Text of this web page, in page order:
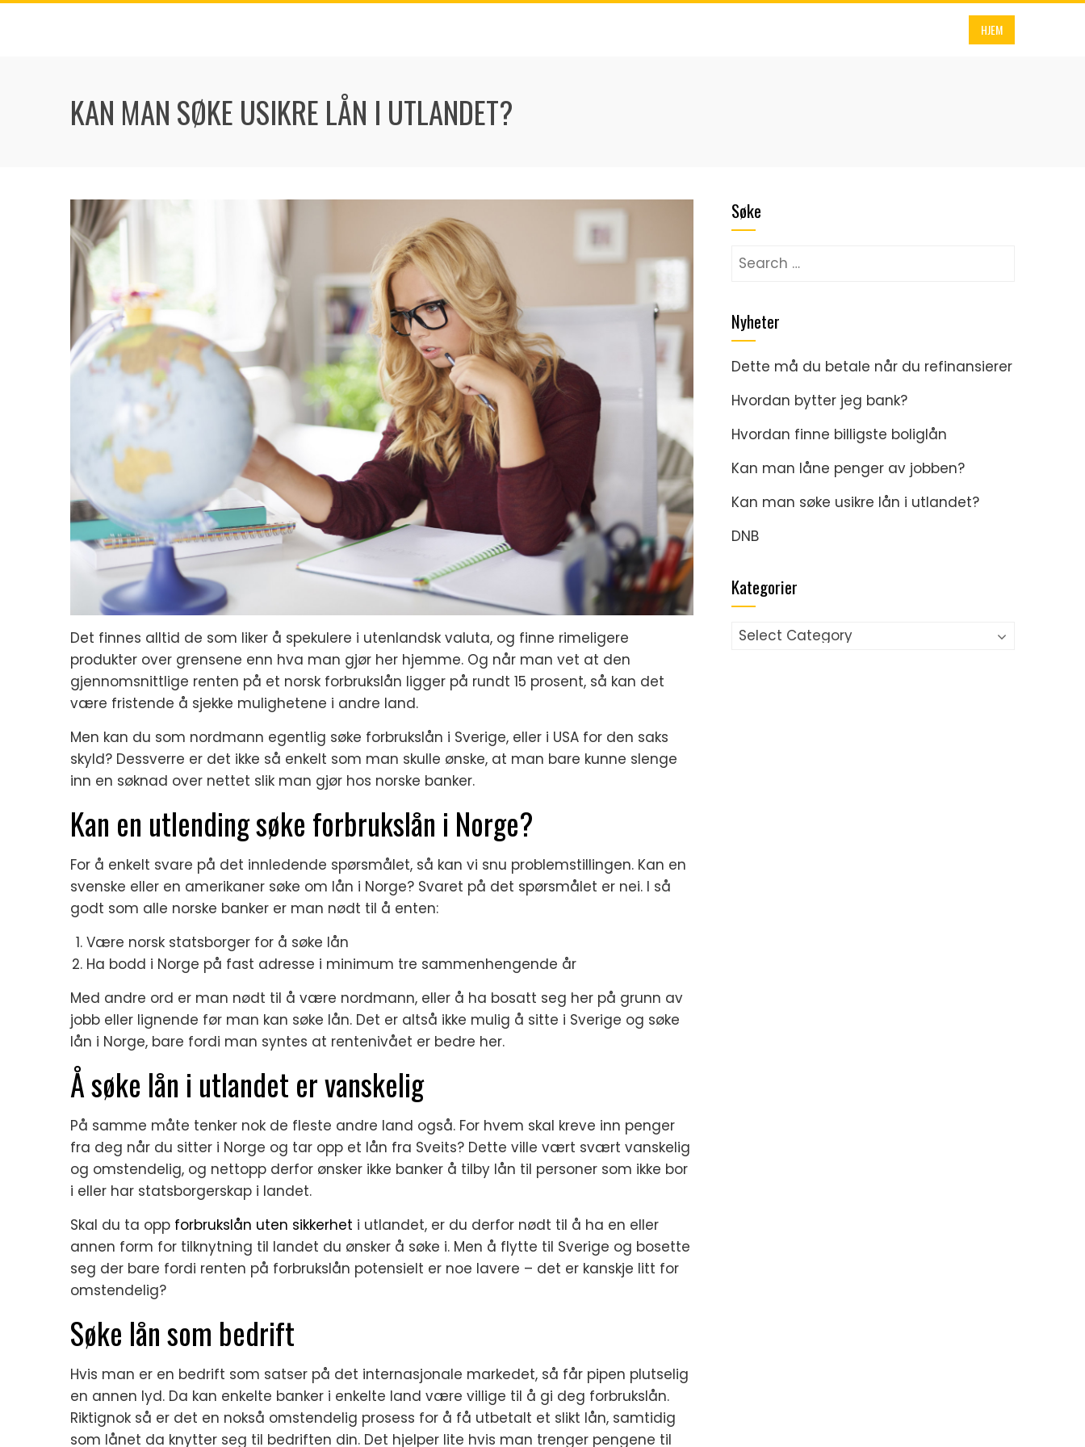
Skip
HJEM
KAN MAN SØKE USIKRE LÅN I UTLANDET?
Det finnes alltid de som liker å spekulere i utenlandsk valuta, og finne rimeligere
produkter over grensene enn hva man gjør her hjemme. Og når man vet at den
gjennomsnittlige renten på et norsk forbrukslån ligger på rundt 15 prosent, så kan det
være fristende å sjekke mulighetene i andre land.
Men kan du som nordmann egentlig søke forbrukslån i Sverige, eller i USA for den saks
skyld? Dessverre er det ikke så enkelt som man skulle ønske, at man bare kunne slenge
inn en søknad over nettet slik man gjør hos norske banker.
Kan en utlending søke forbrukslån i Norge?
For å enkelt svare på det innledende spørsmålet, så kan vi snu problemstillingen. Kan en
svenske eller en amerikaner søke om lån i Norge? Svaret på det spørsmålet er nei. I så
godt som alle norske banker er man nødt til å enten:
Være norsk statsborger for å søke lån
Ha bodd i Norge på fast adresse i minimum tre sammenhengende år
Med andre ord er man nødt til å være nordmann, eller å ha bosatt seg her på grunn av
jobb eller lignende før man kan søke lån. Det er altså ikke mulig å sitte i Sverige og søke
lån i Norge, bare fordi man syntes at rentenivået er bedre her.
Å søke lån i utlandet er vanskelig
På samme måte tenker nok de fleste andre land også. For hvem skal kreve inn penger
fra deg når du sitter i Norge og tar opp et lån fra Sveits? Dette ville vært svært vanskelig
og omstendelig, og nettopp derfor ønsker ikke banker å tilby lån til personer som ikke bor
i eller har statsborgerskap i landet.
Skal du ta opp forbrukslån uten sikkerhet i utlandet, er du derfor nødt til å ha en eller
annen form for tilknytning til landet du ønsker å søke i. Men å flytte til Sverige og bosette
seg der bare fordi renten på forbrukslån potensielt er noe lavere – det er kanskje litt for
omstendelig?
Søke lån som bedrift
Hvis man er en bedrift som satser på det internasjonale markedet, så får pipen plutselig
en annen lyd. Da kan enkelte banker i enkelte land være villige til å gi deg forbrukslån.
Riktignok så er det en nokså omstendelig prosess for å få utbetalt et slikt lån, samtidig
som lånet da knytter seg til bedriften din. Det hjelper lite hvis man trenger pengene til
Søke
Search
Nyheter
Dette må du betale når du refinansierer
Hvordan bytter jeg bank?
Hvordan finne billigste boliglån
Kan man låne penger av jobben?
Kan man søke usikre lån i utlandet?
DNB
Kategorier
Kategorier